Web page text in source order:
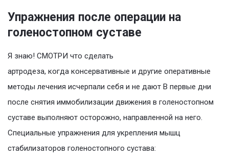
Упражнения после операции на
голеностопном суставе
Я знаю! СМОТРИ что сделать
артродеза, когда консервативные и другие оперативные
методы лечения исчерпали себя и не дают В первые дни
после снятия иммобилизации движения в голеностопном
суставе выполняют осторожно, направленной на него.
Специальные упражнения для укрепления мышц
стабилизаторов голеностопного сустава: